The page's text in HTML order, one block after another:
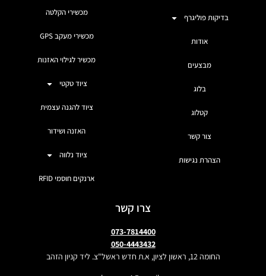
בדיקות פוליגרף
אודות
מבצעים
בלוג
קטלוג
צור קשר
הצהרת נגישות
מכשירי הקלטה
מכשירי מעקב GPS
מכשיר לגילוי האזנות
ציוד טקטי
ציוד להגנה עצמית
האזנה ושידור
ציוד נלווה
ארנקים חוסמי RFID
צרו קשר
073-7814400
050-4443432
החומה 12, ראשון לציון, א.ת חדש ראשל"צ. ליד קניון הזהב